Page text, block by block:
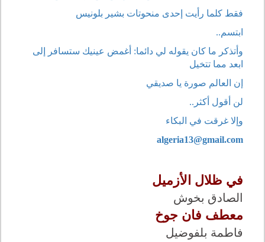
فقط كلما رأيت إحدى منحوتات بشير بلونيس
ابتسم..
وأتذكر ما كان يقوله لي دائما: أغمض عينيك ستسافر إلى
ابعد مما تتخيل
إن العالم صورة يا صديقي
لن أقول أكثر..
وإلا غرقت في البكاء
algeria13@gmail.com
في ظلال الأزميل
الصادق بخوش
معطف فان جوخ
فاطمة بلفوضيل